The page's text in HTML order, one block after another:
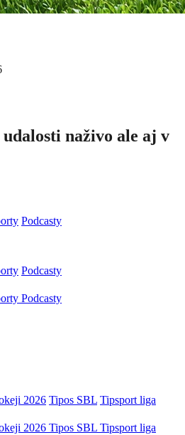
naživo ale aj v
Podcasty
Podcasty
Podcasty
2026 Tipos SBL Tipsport liga
2026 Tipos SBL Tipsport liga